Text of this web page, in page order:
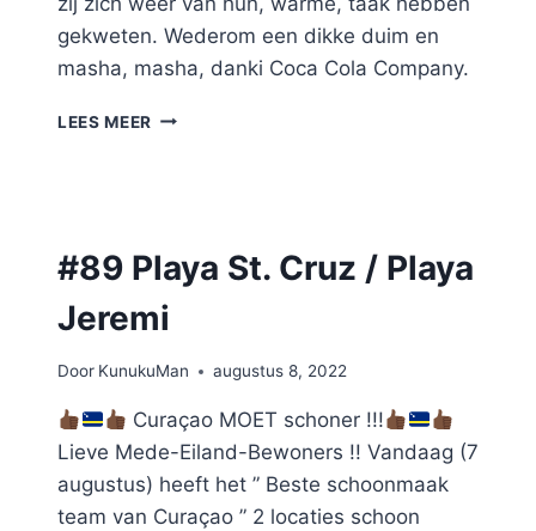
gekweten. Wederom een dikke duim en
masha, masha, danki Coca Cola Company.
LEES MEER THE
VOOR
HET
KUNUKU-
#89 Playa St. Cruz / Playa
Jeremi
Door KunukuMan augustus 8, 2022
Curaçao MOET schoner !!!
Lieve Mede-Eiland-Bewoners !! Vandaag (7
augustus) heeft het ” Beste schoonmaak
team van Curaçao ” 2 locaties schoon